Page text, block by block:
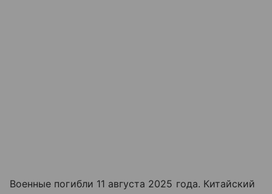
Военные погибли 11 августа 2025 года. Китайский